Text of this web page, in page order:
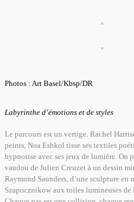
Photos : Art Basel/Kbsp/DR
Labyrinthe d’émotions et de styles
Le parcours est un vertige. Rachel
peints, Noa Eshkol tisse ses textiles
hypnotise avec ses jeux de lumière. On
vaudou de Julien Creuzet à un dessin
Raymond Saunders, d’une sculpture en
Szapocznikow aux toiles lumineuses de